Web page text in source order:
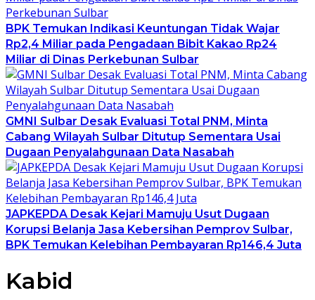
BPK Temukan Indikasi Keuntungan Tidak Wajar
Rp2,4 Miliar pada Pengadaan Bibit Kakao Rp24
Miliar di Dinas Perkebunan Sulbar
GMNI Sulbar Desak Evaluasi Total PNM, Minta
Cabang Wilayah Sulbar Ditutup Sementara Usai
Dugaan Penyalahgunaan Data Nasabah
JAPKEPDA Desak Kejari Mamuju Usut Dugaan
Korupsi Belanja Jasa Kebersihan Pemprov Sulbar,
BPK Temukan Kelebihan Pembayaran Rp146,4 Juta
Kabid